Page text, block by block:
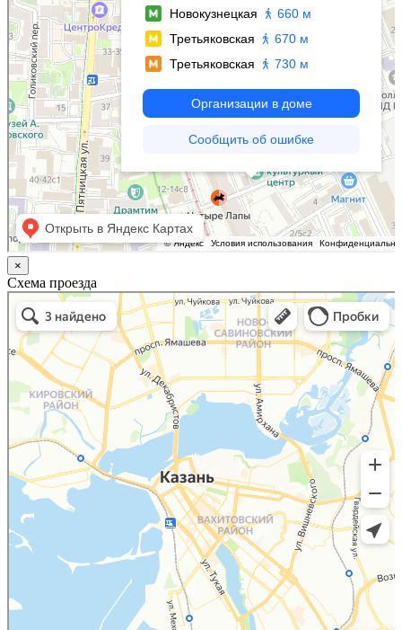
×
Схема проезда
Казань
Малый Татарский переулок, 8 на карте Москвы, ближайшее метро Новокузнецкая —
Яндекс.Карты